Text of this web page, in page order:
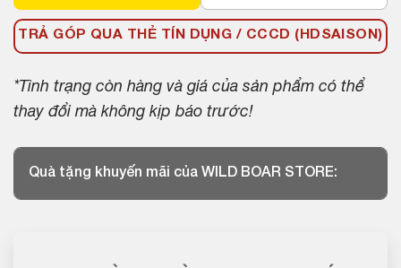
TRẢ GÓP QUA THẺ TÍN DỤNG / CCCD (HDSAISON)
*Tình trạng còn hàng và giá của sản phẩm có thể
thay đổi mà không kịp báo trước!
Quà tặng khuyến mãi của WILD BOAR STORE: